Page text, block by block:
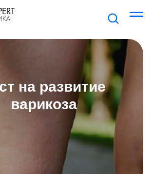
на развитие
варикоза